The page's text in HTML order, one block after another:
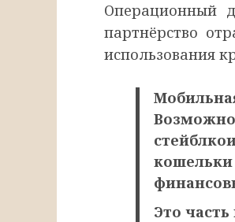
Операционный
партнёрство
использования
Это